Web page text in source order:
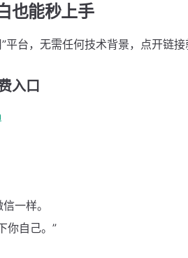
也能秒上手
平台，无需任何技术背景，点开链
入口
一样。
你自己。”